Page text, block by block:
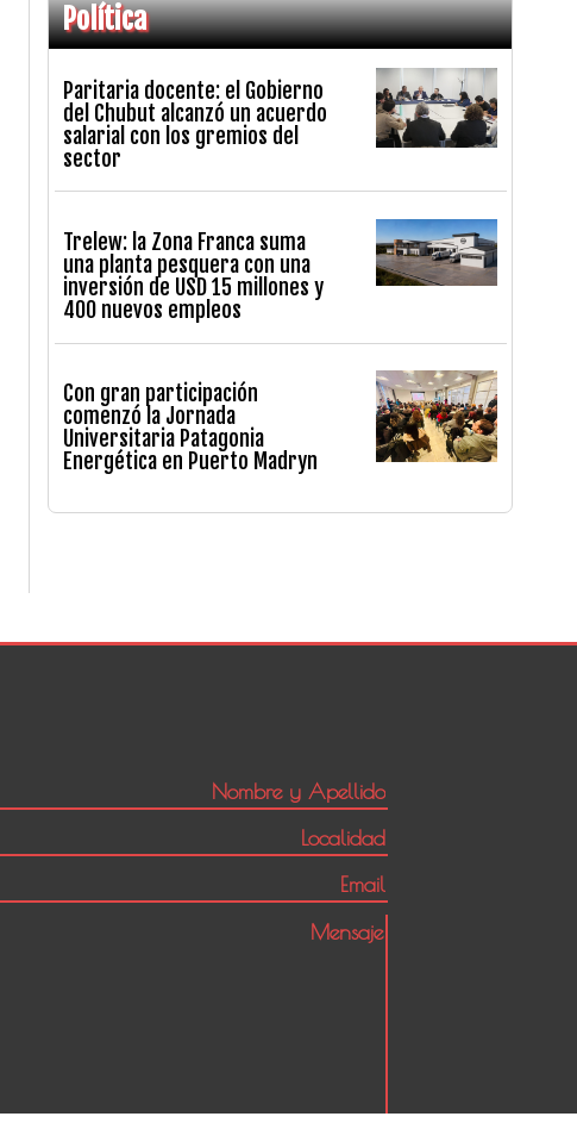
Política
Paritaria docente: el Gobierno
del Chubut alcanzó un acuerdo
salarial con los gremios del
sector
Trelew: la Zona Franca suma
una planta pesquera con una
inversión de USD 15 millones y
400 nuevos empleos
Con gran participación
comenzó la Jornada
Universitaria Patagonia
Energética en Puerto Madryn